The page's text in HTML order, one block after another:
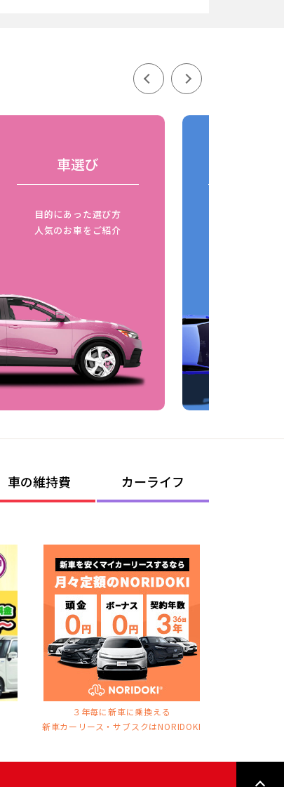
車選び
目的にあった選び方
人気のお車をご紹介
車の維持費 カーライフ
３年毎に新車に乗換える
新車カーリース・サブスクはNORIDOKI